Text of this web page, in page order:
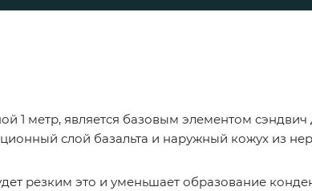
1 метр, является базовым элементом
слой базальта и наружный кожух из
резким это и уменьшает образование